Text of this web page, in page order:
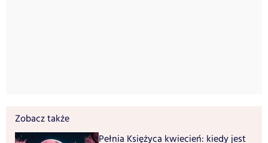
Zobacz także
Pełnia Księżyca kwiecień: kiedy jest